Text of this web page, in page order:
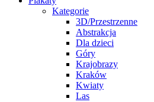
Kategorie
3D/Przestrzenne
Abstrakcja
Dla dzieci
Góry
Krajobrazy
Kraków
Kwiaty
Las